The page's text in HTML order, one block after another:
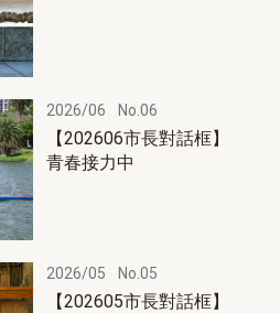
2026/06 No.06
【202606市長對話框】
青春接力中
2026/05 No.05
【202605市長對話框】